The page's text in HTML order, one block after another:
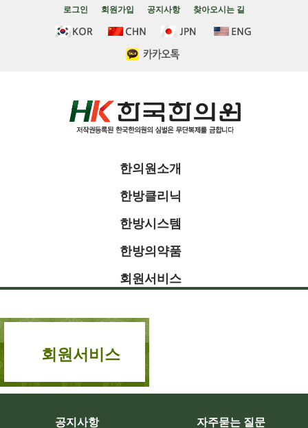
로그인 회원가입 공지사항 찾아오시는 길
한의원소개
한방클리닉
한방시스템
한방의약품
회원서비스
회원서비스
공지사항 자주묻는 질문